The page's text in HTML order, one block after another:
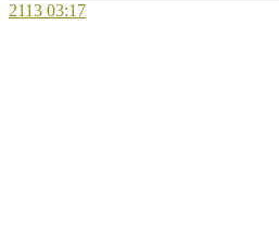
2113 03:17